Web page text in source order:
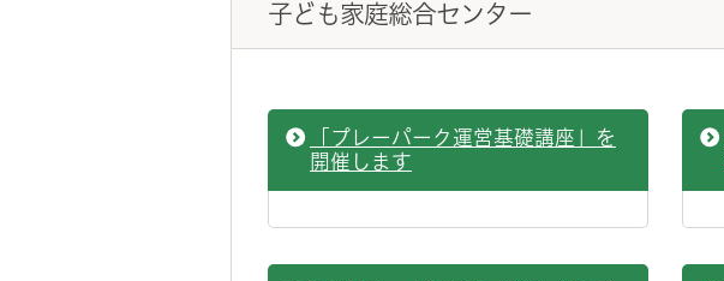
子ども家庭総合センター
「プレーパーク運営基礎講座」を
開催します